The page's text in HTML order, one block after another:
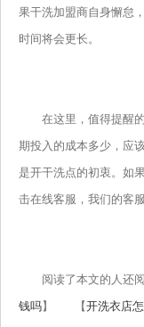
果干洗加盟商自身懈怠
时间将会更长。
在这里，值得提醒的
期投入的成本多少，应
是开干洗点的初衷。如
击在线客服，我们的客
阅读了本文的人还阅
钱吗】 【开洗衣店